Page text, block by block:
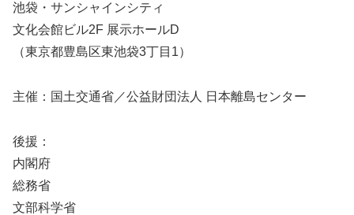
池袋・サンシャインシティ
文化会館ビル2F 展示ホールD
（東京都豊島区東池袋3丁目1）
主催：国土交通省／公益財団法人 日本離島センター
後援：
内閣府
総務省
文部科学省